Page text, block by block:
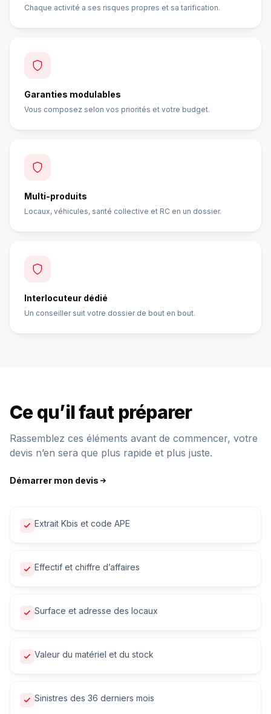
Chaque activité a ses risques propres et sa tarification.
Garanties modulables
Vous composez selon vos priorités et votre budget.
Multi-produits
Locaux, véhicules, santé collective et RC en un dossier.
Interlocuteur dédié
Un conseiller suit votre dossier de bout en bout.
Ce qu’il faut préparer
Rassemblez ces éléments avant de commencer, votre
devis n’en sera que plus rapide et plus juste.
Démarrer mon devis
Extrait Kbis et code APE
Effectif et chiffre d’affaires
Surface et adresse des locaux
Valeur du matériel et du stock
Sinistres des 36 derniers mois